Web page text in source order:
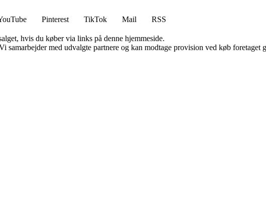
Pinterest TikTok Mail
RSS
hvis du køber via links på denne hjemmeside.
samarbejder med udvalgte partnere og kan modtage provision ved køb